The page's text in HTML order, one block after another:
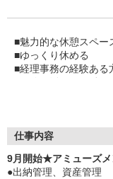
■魅力的な休憩スペー
■ゆっくり休める
■経理事務の経験ある
■安定・長期で働け
仕事内容
9月開始★アミューズ
●出納管理、資産管理